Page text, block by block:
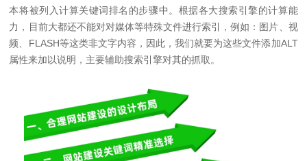
本将被列入计算关键词排名的步骤中。根据各大搜索引擎的计算能
力，目前大都还不能对对媒体等特殊文件进行索引，例如：图片、视
频、FLASH等这类非文字内容，因此，我们就要为这些文件添加ALT
属性来加以说明，主要辅助搜索引擎对其的抓取。